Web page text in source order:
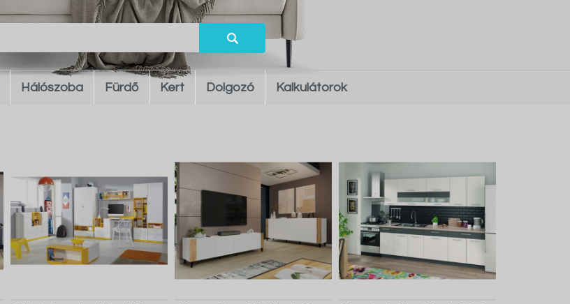
Hálószoba Fürdő Kert Dolgozó Kalkulátorok